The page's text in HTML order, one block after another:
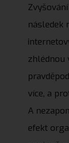
následek
zhlédnou
více, a
A
efekt